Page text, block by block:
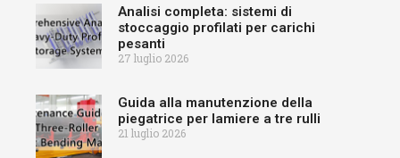
Analisi completa: sistemi di
stoccaggio profilati per carichi
pesanti
27 luglio 2026
Guida alla manutenzione della
piegatrice per lamiere a tre rulli
21 luglio 2026